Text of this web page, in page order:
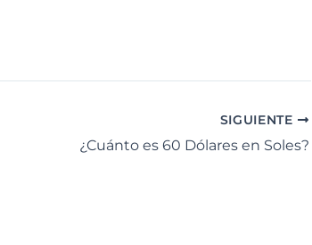
SIGUIENTE
¿Cuánto es 60 Dólares en Soles?